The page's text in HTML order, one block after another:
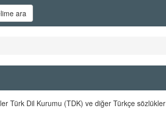
ara
Türk Dil Kurumu (TDK) ve diğer Türkçe sözlükler